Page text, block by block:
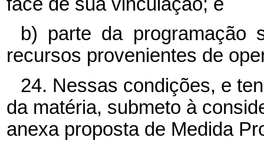
b) parte da programação
recursos provenientes de
24. Nessas condições, e
da matéria, submeto à
anexa proposta de Medida